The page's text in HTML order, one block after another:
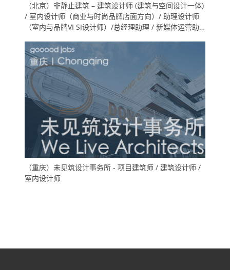
（北京）非静止建筑 – 建筑设计师 (建筑与空间设计一体)
/ 室内设计师（商业与时尚品牌店面方向）/ 助理设计师
（室内与品牌VI SI设计师）/总经理助理 / 新媒体运营助
（重庆）未见筑设计事务所 - 项目建筑师 / 建筑设计师 /
室内设计师